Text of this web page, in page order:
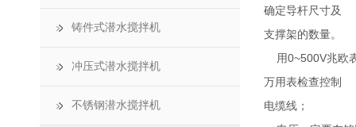
确定导杆尺寸及
支撑架的数量。
用0~500V兆欧
万用表检查控制
电缆线；
铸件式潜水搅拌机
冲压式潜水搅拌机
不锈钢潜水搅拌机